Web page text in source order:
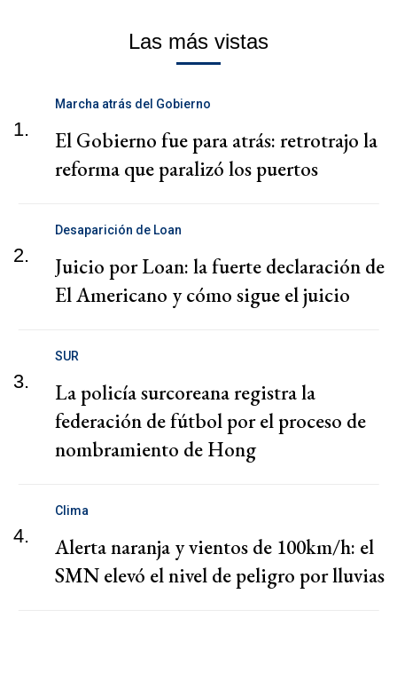
Las más vistas
1.
Marcha atrás del Gobierno
El Gobierno fue para atrás: retrotrajo la
reforma que paralizó los puertos
2.
Desaparición de Loan
Juicio por Loan: la fuerte declaración de
El Americano y cómo sigue el juicio
3.
SUR
La policía surcoreana registra la
federación de fútbol por el proceso de
nombramiento de Hong
4.
Clima
Alerta naranja y vientos de 100km/h: el
SMN elevó el nivel de peligro por lluvias